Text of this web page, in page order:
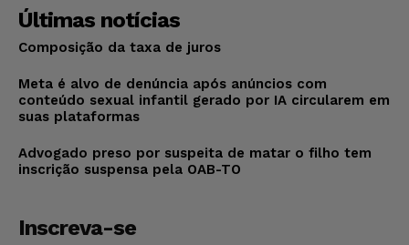
Últimas notícias
Composição da taxa de juros
Meta é alvo de denúncia após anúncios com
conteúdo sexual infantil gerado por IA circularem em
suas plataformas
Advogado preso por suspeita de matar o filho tem
inscrição suspensa pela OAB-TO
Inscreva-se